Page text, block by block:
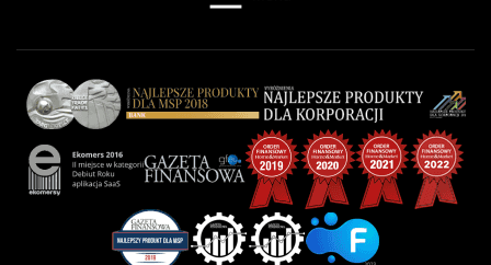
Baza wiedzyKontaktKalkulator odsetekMiastaPartnerzyFAQRegulaminOWU